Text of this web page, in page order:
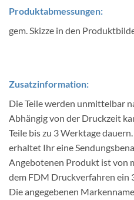
Produktabmessungen:
gem. Skizze in den
Zusatzinformation:
Die Teile werden unmittelbar
Abhängig von der Druckzeit
Teile bis zu 3 Werktage
erhaltet Ihr eine
Angebotenen Produkt ist von
dem FDM Druckverfahren ein
Die angegebenen